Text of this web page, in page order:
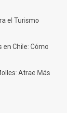
el Turismo
en Chile: Cómo
Atrae Más